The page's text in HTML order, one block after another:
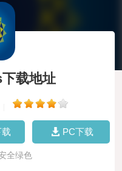
载地址
PC下载
全绿色